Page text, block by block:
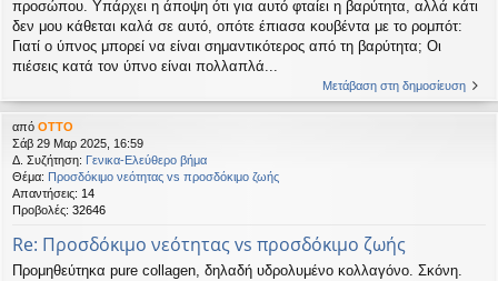
προσώπου. Υπάρχει η άποψη ότι για αυτό φταίει η βαρύτητα, αλλά κάτι
δεν μου κάθεται καλά σε αυτό, οπότε έπιασα κουβέντα με το ρομπότ:
Γιατί ο ύπνος μπορεί να είναι σημαντικότερος από τη βαρύτητα; Οι
πιέσεις κατά τον ύπνο είναι πολλαπλά...
Μετάβαση στη δημοσίευση
από OTTO
Σάβ 29 Μαρ 2025, 16:59
Δ. Συζήτηση: Γενικα-Ελεύθερο βήμα
Θέμα: Προσδόκιμο νεότητας vs προσδόκιμο ζωής
Απαντήσεις: 14
Προβολές: 32646
Re: Προσδόκιμο νεότητας vs προσδόκιμο ζωής
Προμηθεύτηκα pure collagen, δηλαδή υδρολυμένο κολλαγόνο. Σκόνη.